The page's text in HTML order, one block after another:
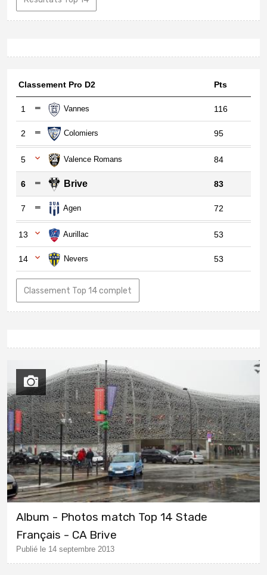
Classement Pro D2 Pts
1 Vannes 116
2 Colomiers 95
5 Valence Romans 84
6 Brive 83
7 Agen 72
13 Aurillac 53
14 Nevers 53
Classement Top 14 complet
Album - Photos match Top 14 Stade
Français - CA Brive
Publié le 14 septembre 2013